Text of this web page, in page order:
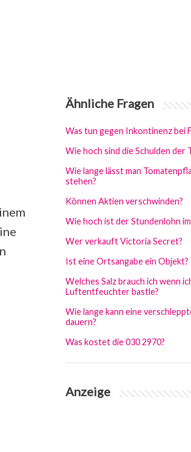
Ähnliche Fragen
Was tun gegen Inkontinenz bei
Wie hoch sind die Schulden der
Wie lange lässt man
stehen?
Können Aktien verschwinden?
Wie hoch ist der Stundenlohn
Wer verkauft Victoria Secret?
Ist eine Ortsangabe ein Objekt?
Welches Salz brauch ich wenn
Luftentfeuchter bastle?
Wie lange kann eine
dauern?
Was kostet die 030 2970?
Anzeige